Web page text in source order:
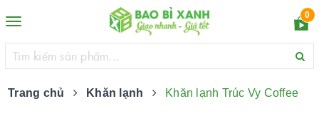
Toggle
navigation
0
Trang chủ Khăn lạnh Khăn lạnh Trúc Vy Coffee